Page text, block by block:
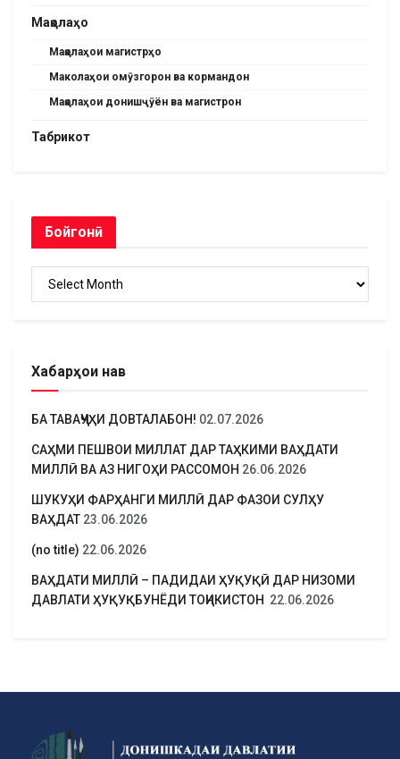
Мақолаҳо
Мақолаҳои магистрҳо
Маколаҳои омӯзгорон ва кормандон
Мақолаҳои донишҷӯён ва магистрон
Табрикот
Бойгонӣ
Хабарҳои нав
БА ТАВАҶҶУҲИ ДОВТАЛАБОН! 02.07.2026
САҲМИ ПЕШВОИ МИЛЛАТ ДАР ТАҲКИМИ ВАҲДАТИ
МИЛЛӢ ВА АЗ НИГОҲИ РАССОМОН 26.06.2026
ШУКУҲИ ФАРҲАНГИ МИЛЛӢ ДАР ФАЗОИ СУЛҲУ
ВАҲДАТ 23.06.2026
(no title) 22.06.2026
ВАҲДАТИ МИЛЛӢ – ПАДИДАИ ҲУҚУҚӢ ДАР НИЗОМИ
ДАВЛАТИ ҲУҚУҚБУНЁДИ ТОҶИКИСТОН 22.06.2026